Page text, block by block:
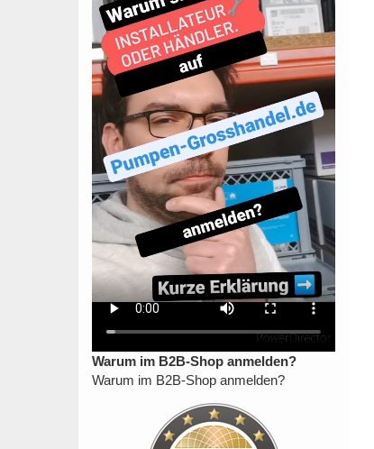
Warum im B2B-Shop anmelden?
Warum im B2B-Shop anmelden?